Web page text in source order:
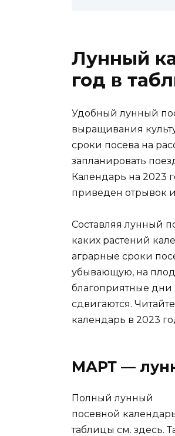
Лунный
год в
Удобный лунный
выращивания
сроки посева на
запланировать
Календарь на 2023
приведен отрывок
Составляя лунный
каких растений
аграрные сроки
убывающую, на
благоприятные дни
сдвигаются.
календарь в 2023
МАРТ —
Полный лунный
посевной
таблицы см. здесь.